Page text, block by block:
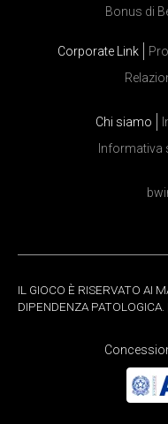
Bonus di
Corporate Link
Chi siamo
Informativa
IL GIOCO È RISERVATO AI
DIPENDENZA PATOLOGICA. |